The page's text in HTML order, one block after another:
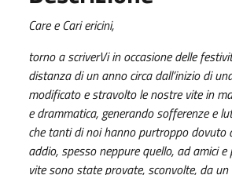
Care e Cari ericini,
torno a scriverVi in occasione delle
distanza di un anno circa dall’inizio di
modificato e stravolto le nostre vite in
e drammatica, generando sofferenze e
che tanti di noi hanno purtroppo dovuto
addio, spesso neppure quello, ad amici
vite sono state provate, sconvolte, da